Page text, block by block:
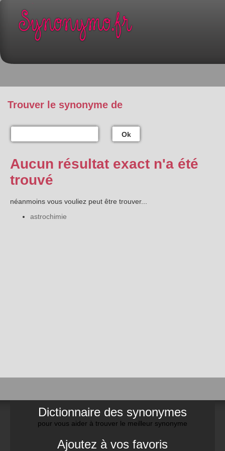
Trouver le synonyme de
Ok
Aucun résultat exact n'a été
trouvé
néanmoins vous vouliez peut être trouver...
astrochimie
Dictionnaire des synonymes
pour vous aider à trouver le meilleur synonyme
Ajoutez à vos favoris